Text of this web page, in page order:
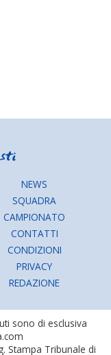
NEWS
SQUADRA
CAMPIONATO
CONTATTI
CONDIZIONI
PRIVACY
REDAZIONE
sono di esclusiva
Stampa Tribunale di